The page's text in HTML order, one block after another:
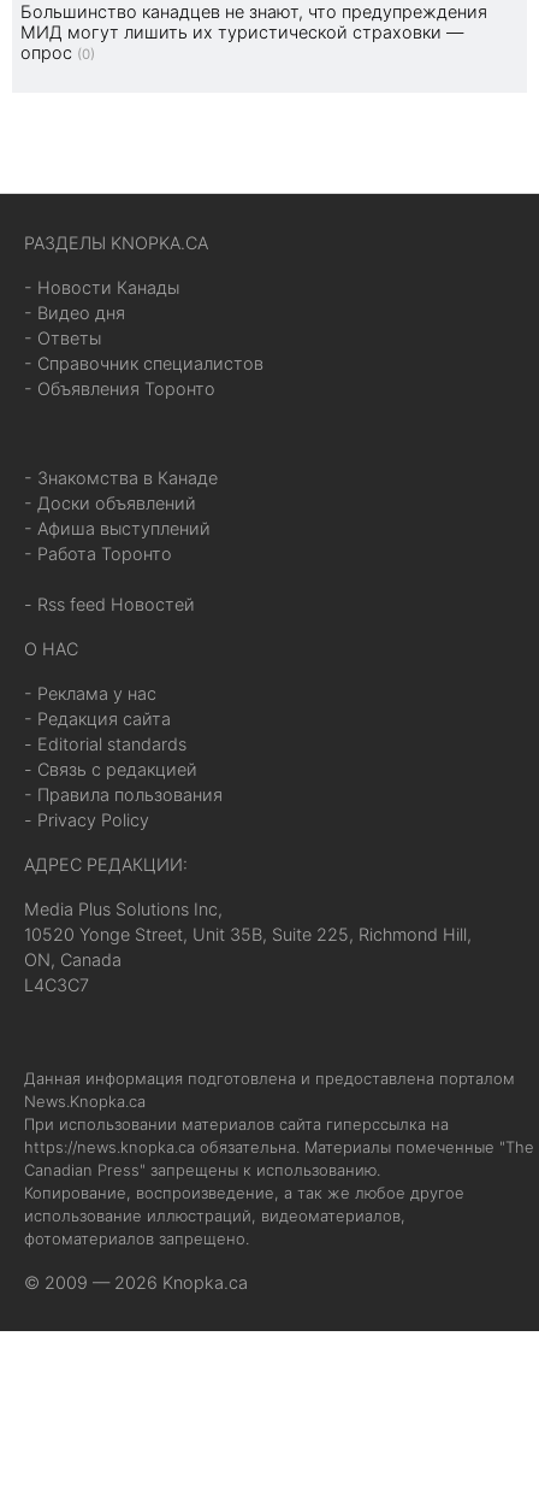
Большинство канадцев не знают, что предупреждения
МИД могут лишить их туристической страховки —
опрос (0)
РАЗДЕЛЫ KNOPKA.CA
- Новости Канады
- Видео дня
- Ответы
- Справочник специалистов
- Объявления Торонто
- Знакомства в Канаде
- Доски объявлений
- Афиша выступлений
- Работа Торонто
- Rss feed Новостей
О НАС
- Реклама у нас
- Редакция сайта
- Editorial standards
- Связь с редакцией
- Правила пользования
- Privacy Policy
АДРЕС РЕДАКЦИИ:
Media Plus Solutions Inc,
10520 Yonge Street, Unit 35B, Suite 225, Richmond Hill,
ON, Canada
L4C3C7
Данная информация подготовлена и предоставлена порталом
News.Knopka.ca
При использовании материалов сайта гиперссылка на
https://news.knopka.ca обязательна. Материалы помеченные "The
Canadian Press" запрещены к использованию.
Копирование, воспроизведение, а так же любое другое
использование иллюстраций, видеоматериалов,
фотоматериалов запрещено.
© 2009 — 2026 Knopka.ca